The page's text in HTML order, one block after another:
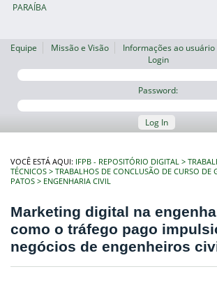
PARAÍBA
Equipe Missão e Visão Informações ao usuário
Login
Password:
Log In
VOCÊ ESTÁ AQUI: IFPB - REPOSITÓRIO DIGITAL
TÉCNICOS
TRABALHOS DE CONCLUSÃO DE CURSO DE
PATOS
ENGENHARIA CIVIL
Marketing digital na
como o tráfego pago
negócios de engenheiros